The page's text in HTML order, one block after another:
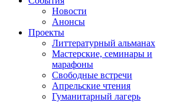
Новости
Анонсы
Проекты
Литтературный альманах
Мастерские, семинары и
марафоны
Свободные встречи
Апрельские чтения
Гуманитарный лагерь